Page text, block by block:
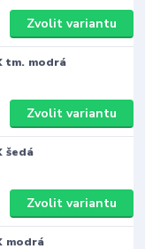
Zvolit variantu
tm. modrá
Zvolit variantu
šedá
Zvolit variantu
modrá